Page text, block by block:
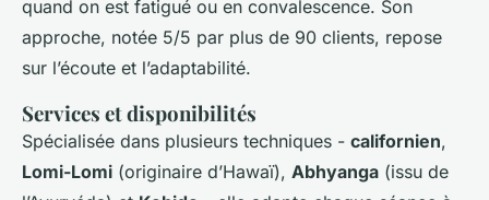
quand on est fatigué ou en convalescence. Son
approche, notée 5/5 par plus de 90 clients, repose
sur l’écoute et l’adaptabilité.
Services et disponibilités
Spécialisée dans plusieurs techniques - californien,
Lomi-Lomi (originaire d’Hawaï), Abhyanga (issu de